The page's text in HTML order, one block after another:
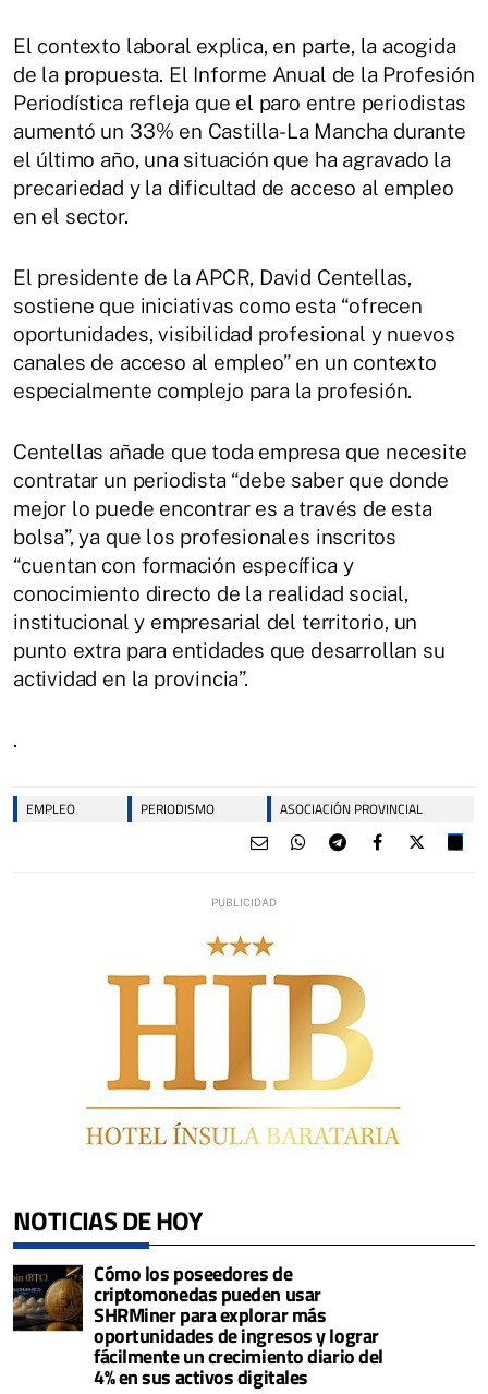
El contexto laboral explica, en parte, la acogida
de la propuesta. El Informe Anual de la Profesión
Periodística refleja que el paro entre periodistas
aumentó un 33% en Castilla-La Mancha durante
el último año, una situación que ha agravado la
precariedad y la dificultad de acceso al empleo
en el sector.
El presidente de la APCR, David Centellas,
sostiene que iniciativas como esta “ofrecen
oportunidades, visibilidad profesional y nuevos
canales de acceso al empleo” en un contexto
especialmente complejo para la profesión.
Centellas añade que toda empresa que necesite
contratar un periodista “debe saber que donde
mejor lo puede encontrar es a través de esta
bolsa”, ya que los profesionales inscritos
“cuentan con formación específica y
conocimiento directo de la realidad social,
institucional y empresarial del territorio, un
punto extra para entidades que desarrollan su
actividad en la provincia”.
.
EMPLEO PERIODISMO ASOCIACIÓN PROVINCIAL
NOTICIAS DE HOY
Cómo los poseedores de
criptomonedas pueden usar
SHRMiner para explorar más
oportunidades de ingresos y lograr
fácilmente un crecimiento diario del
4% en sus activos digitales